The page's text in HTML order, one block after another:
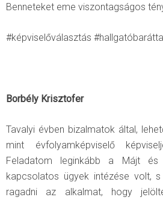
Benneteket eme viszontagságos
#képviselőválasztás
Borbély Krisztofer
Tavalyi évben bizalmatok által,
mint évfolyamképviselő
Feladatom leginkább a Májt és
kapcsolatos ügyek intézése volt,
ragadni az alkalmat, hogy